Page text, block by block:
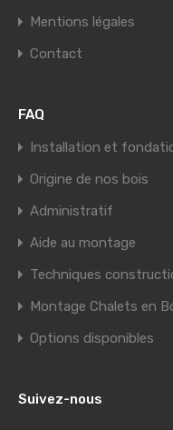
Mentions légales
Contact
FAQ
Installation et
Origine de nos bois
Administratif
Aide au montage
Techniques
Montage Chalets en
Options disponibles
Suivez-nous